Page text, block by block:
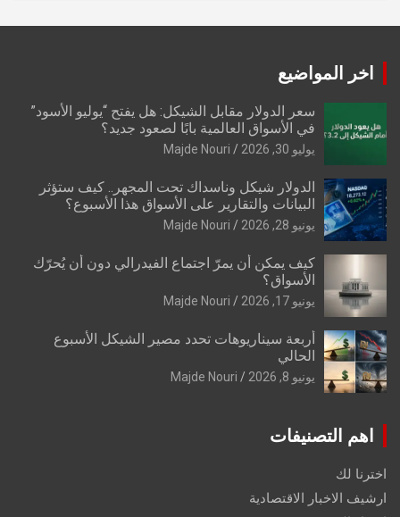
اخر المواضيع
سعر الدولار مقابل الشيكل: هل يفتح “يوليو الأسود”
في الأسواق العالمية بابًا لصعود جديد؟
يوليو 30, 2026 Majde Nouri
الدولار شيكل وناسداك تحت المجهر.. كيف ستؤثر
البيانات والتقارير على الأسواق هذا الأسبوع؟
يونيو 28, 2026 Majde Nouri
كيف يمكن أن يمرّ اجتماع الفيدرالي دون أن يُحرّك
الأسواق؟
يونيو 17, 2026 Majde Nouri
أربعة سيناريوهات تحدد مصير الشيكل الأسبوع
الحالي
يونيو 8, 2026 Majde Nouri
اهم التصنيفات
اخترنا لك
ارشيف الاخبار الاقتصادية